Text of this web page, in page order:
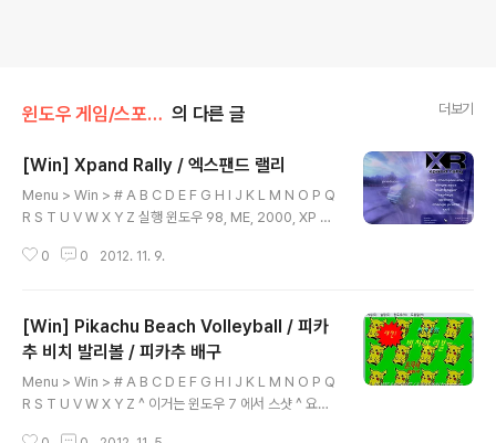
윈도우 게임/스포츠,레이싱 의 다른 글 더보기
[Win] Xpand Rally / 엑스팬드 랠리
Menu > Win > # A B C D E F G H I J K L M N O P Q
R S T U V W X Y Z 실행 윈도우 98, ME, 2000, XP -
이남 XR - Xpand Rally / 엑스펜드 랠리 2004 / Tech
R S T U V W X Y Z 본 게임은 웹서핑을 통하여 수집 하
여 배포 합니다. 해당 게임의 저작권 을 소유하고 계신분은
후 즉각 조치하여 드리겠습니다.
0 0 2012. 11. 9.
[Win] Pikachu Beach Volleyball / 피카
추 비치 발리볼 / 피카추 배구
Menu > Win > # A B C D E F G H I J K L M N O P Q
R S T U V W X Y Z ^ 이거는 윈도우 7 에서 스샷 ^ 요고